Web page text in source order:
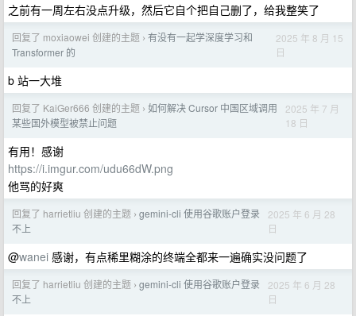
之前有一周左右没点升级，然后它自个把自己删了，给我整笑了
回复了 moxiaowei 创建的主题 › 有没有一起学深度学习和
Transformer 的
2025 年 8 月 15
日
b 站一大堆
回复了 KaiGer666 创建的主题 › 如何解决 Cursor 中国区域调用
某些国外模型被禁止问题
2025 年 7 月
18 日
有用！感谢
https://i.imgur.com/udu66dW.png
他骂的好爽
回复了 harrietliu 创建的主题 › gemini-cli 使用谷歌账户登录
不上
2025 年 6 月 28
日
@wanei 感谢，有点稀里糊涂的终端全都来一遍确实没问题了
回复了 harrietliu 创建的主题 › gemini-cli 使用谷歌账户登录
不上
2025 年 6 月 28
日